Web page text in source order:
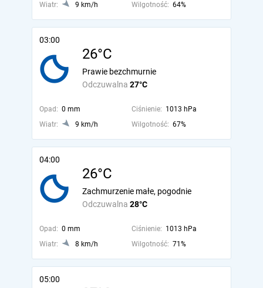
Wiatr:
9 km/h Wilgotność: 64%
03:00
26°C
Odczuwalna 27°C
Prawie bezchmurnie
Opad: 0 mm Ciśnienie: 1013 hPa
Wiatr:
9 km/h Wilgotność: 67%
04:00
26°C
Odczuwalna 28°C
Zachmurzenie małe, pogodnie
Opad: 0 mm Ciśnienie: 1013 hPa
Wiatr:
8 km/h Wilgotność: 71%
05:00